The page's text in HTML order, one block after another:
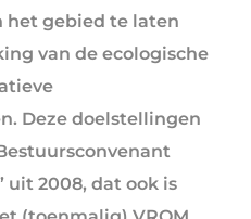
gebied te laten
van de ecologische
Deze doelstellingen
uit 2008, dat ook is